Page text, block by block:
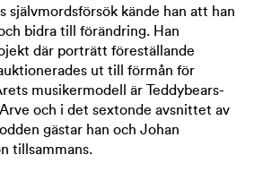
självmordsförsök kände han att han
bidra till förändring. Han
där porträtt föreställande
ut till förmån för
musikermodell är Teddybears-
och i det sextonde avsnittet av
gästar han och Johan
tillsammans.